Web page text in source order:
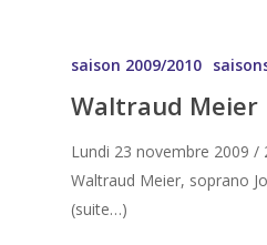
saison 2009/2010
Waltraud Meier
Lundi 23 novembre 2009 /
Waltraud Meier, soprano
(suite…)